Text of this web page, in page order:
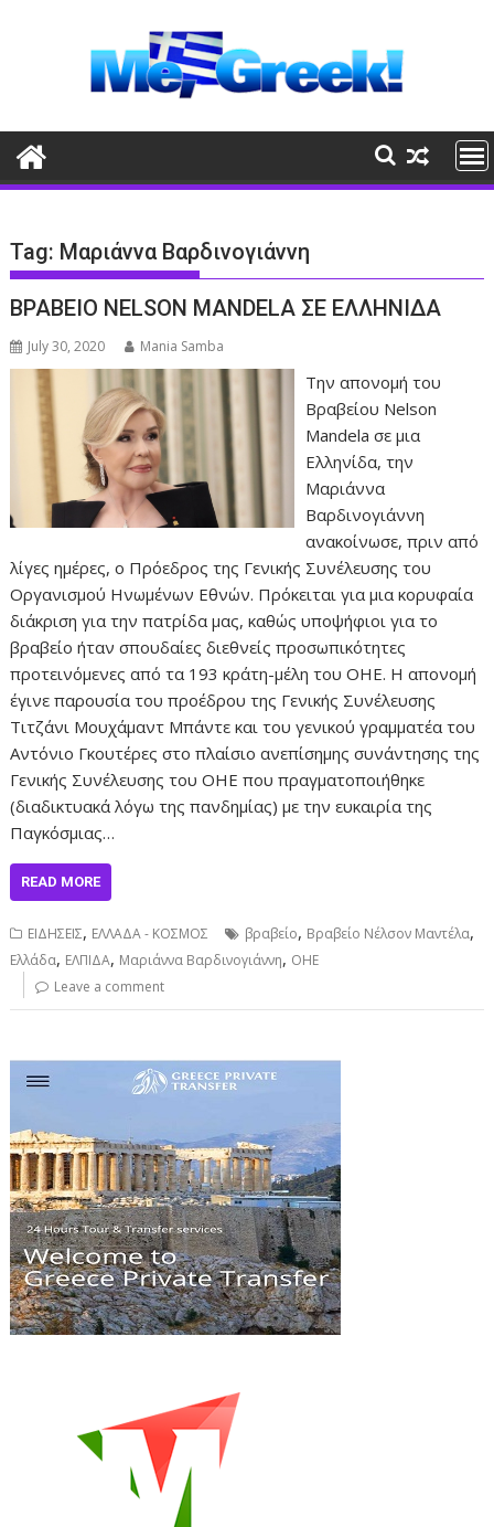
Tag: Μαριάννα Βαρδινογιάννη
ΒΡΑΒΕΙΟ NELSON MANDELA ΣΕ ΕΛΛΗΝΙΔΑ
July 30, 2020 Mania Samba
Την απονομή του
Βραβείου Nelson
Mandela σε μια
Ελληνίδα, την
Μαριάννα
Βαρδινογιάννη
ανακοίνωσε, πριν από
λίγες ημέρες, ο Πρόεδρος της Γενικής Συνέλευσης του
Οργανισμού Ηνωμένων Εθνών. Πρόκειται για μια κορυφαία
διάκριση για την πατρίδα μας, καθώς υποψήφιοι για το
βραβείο ήταν σπουδαίες διεθνείς προσωπικότητες
προτεινόμενες από τα 193 κράτη-μέλη του ΟΗΕ. Η απονομή
έγινε παρουσία του προέδρου της Γενικής Συνέλευσης
Τιτζάνι Μουχάμαντ Μπάντε και του γενικού γραμματέα του
Αντόνιο Γκουτέρες στο πλαίσιο ανεπίσημης συνάντησης της
Γενικής Συνέλευσης του ΟΗΕ που πραγματοποιήθηκε
(διαδικτυακά λόγω της πανδημίας) με την ευκαιρία της
Παγκόσμιας…
READ MORE
ΕΙΔΗΣΕΙΣ, ΕΛΛΑΔΑ - ΚΟΣΜΟΣ βραβείο, Βραβείο Νέλσον Μαντέλα,
Ελλάδα, ΕΛΠΙΔΑ, Μαριάννα Βαρδινογιάννη, ΟΗΕ
Leave a comment